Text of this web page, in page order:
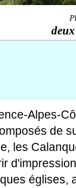
Alpes-
de
les
églises,